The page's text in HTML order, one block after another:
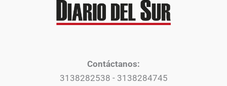
Contáctanos:
3138282538 - 3138284745